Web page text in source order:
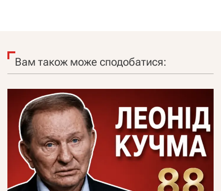
Вам також може сподобатися: